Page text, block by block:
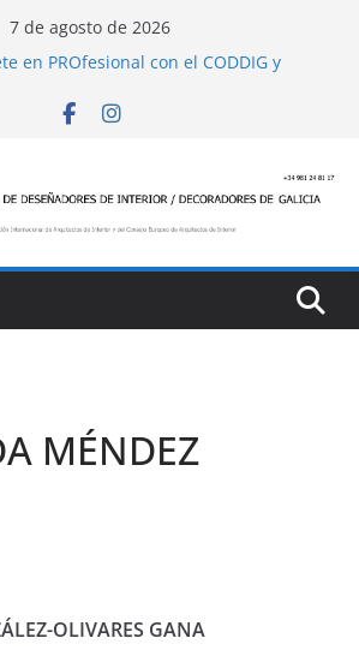
7 de agosto de 2026
en PROfesional con el CODDIG y
mejoras de establecimientos
2025
MÉNDEZ
OLIVARES GANA